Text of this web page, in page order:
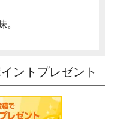
。
ントプレゼント